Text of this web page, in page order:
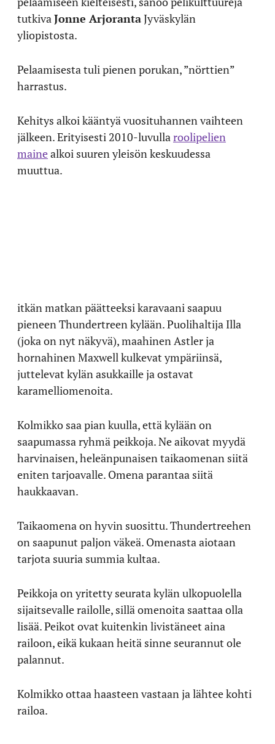
tutkivaJonne ArjorantaJyväskylän
yliopistosta.
Pelaamisesta tuli pienen porukan, ”nörttien”
harrastus.
Kehitys alkoi kääntyä vuosituhannen vaihteen
jälkeen. Erityisesti 2010-luvullaroolipelien
mainealkoi suuren yleisön keskuudessa
muuttua.
itkän matkan päätteeksi karavaani saapuu
pieneen Thundertreen kylään. Puolihaltija Illa
(joka on nyt näkyvä), maahinen Astler ja
hornahinen Maxwell kulkevat ympäriinsä,
juttelevat kylän asukkaille ja ostavat
karamelliomenoita.
Kolmikko saa pian kuulla, että kylään on
saapumassa ryhmä peikkoja. Ne aikovat myydä
harvinaisen, heleänpunaisen taikaomenan siitä
eniten tarjoavalle. Omena parantaa siitä
haukkaavan.
Taikaomena on hyvin suosittu. Thundertreehen
on saapunut paljon väkeä. Omenasta aiotaan
tarjota suuria summia kultaa.
Peikkoja on yritetty seurata kylän ulkopuolella
sijaitsevalle railolle, sillä omenoita saattaa olla
lisää. Peikot ovat kuitenkin livistäneet aina
railoon, eikä kukaan heitä sinne seurannut ole
palannut.
Kolmikko ottaa haasteen vastaan ja lähtee kohti
railoa.